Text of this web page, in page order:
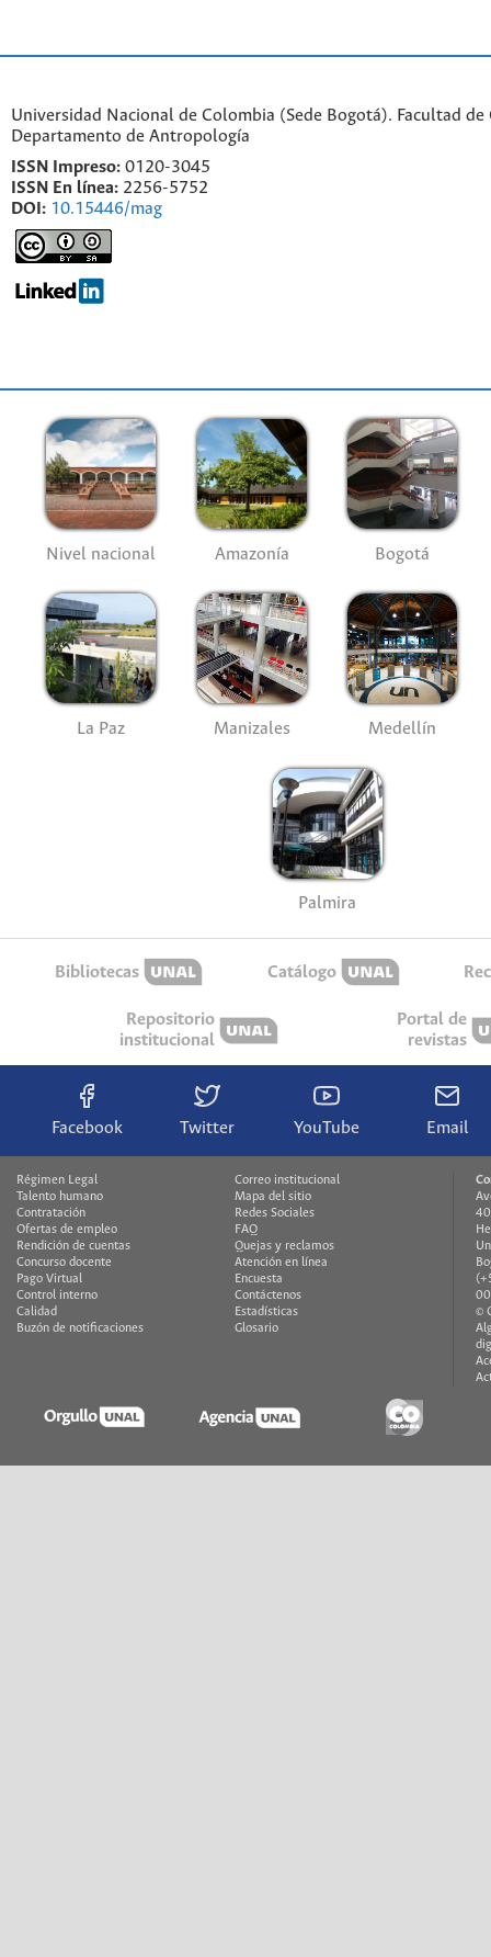
Universidad Nacional de Colombia (Sede Bogotá). Facultad de
Departamento de Antropología
ISSN Impreso: 0120-3045
ISSN En línea: 2256-5752
DOI: 10.15446/mag
Nivel nacional Amazonía Bogotá
La Paz Manizales Medellín
Palmira
Bibliotecas Catálogo
Repositorio
institucional
Portal de
revistas
Facebook Twitter YouTube Email
Régimen Legal
Talento humano
Contratación
Ofertas de empleo
Rendición de cuentas
Concurso docente
Pago Virtual
Control interno
Calidad
Buzón de notificaciones
Correo institucional
Mapa del sitio
Redes Sociales
FAQ
Quejas y reclamos
Atención en línea
Encuesta
Contáctenos
Estadísticas
Glosario
©